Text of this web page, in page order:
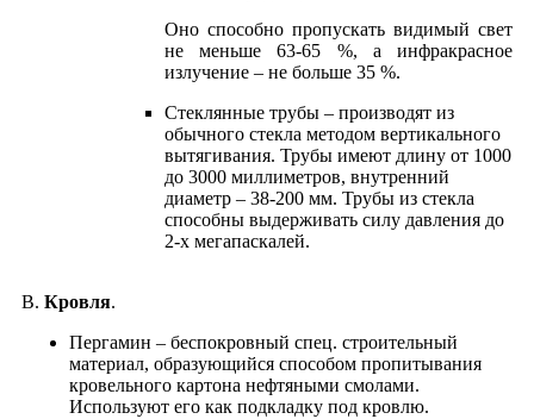
Оно способно пропускать видимый свет
не меньше 63-65 %, а инфракрасное
излучение – не больше 35 %.
Cтеклянные трубы – производят из
обычного стекла методом вертикального
вытягивания. Трубы имеют длину от 1000
до 3000 миллиметров, внутренний
диаметр – 38-200 мм. Трубы из стекла
способны выдерживать силу давления до
2-х мегапаскалей.
В. Кровля.
Пергамин – беспокровный спец. строительный
материал, образующийся способом пропитывания
кровельного картона нефтяными смолами.
Используют его как подкладку под кровлю.